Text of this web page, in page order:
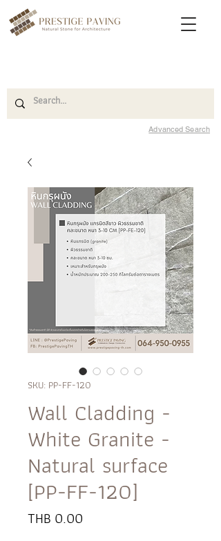
Advanced Search
SKU: PP-FF-120
Wall Cladding -
White Granite -
Natural surface
[PP-FF-120]
THB 0.00